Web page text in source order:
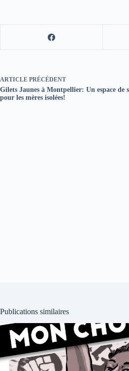
ARTICLE PRÉCÉDENT
Gilets Jaunes à Montpellier: Un espace de
pour les mères isolées!
Publications similaires